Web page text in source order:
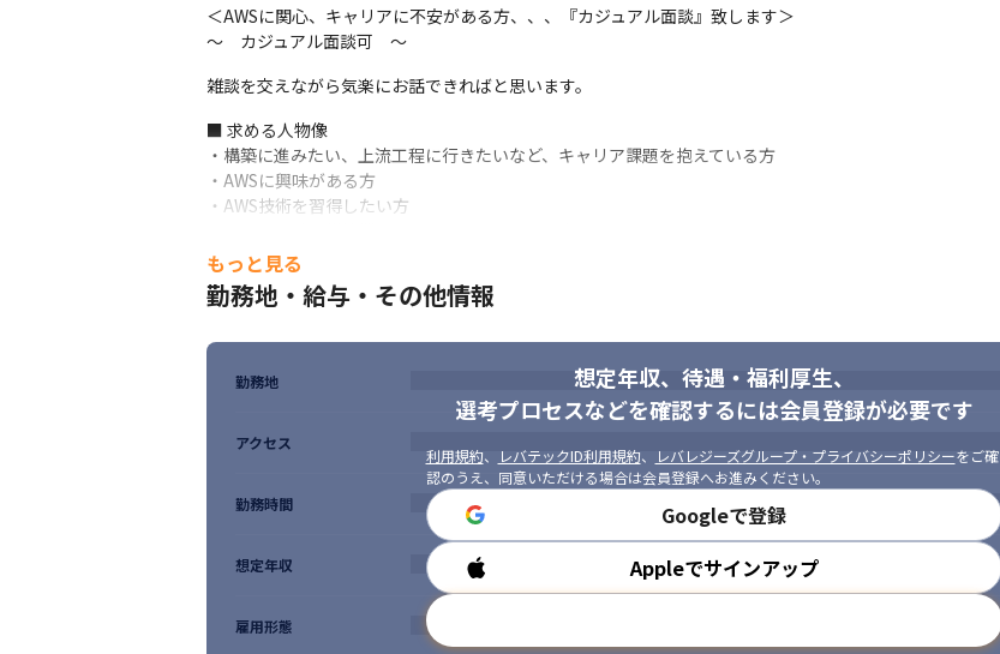
＜AWSに関心、キャリアに不安がある方、、、『カジュアル面談』致します＞
～　カジュアル面談可　～
雑談を交えながら気楽にお話できればと思います。
■ 求める人物像
・構築に進みたい、上流工程に行きたいなど、キャリア課題を抱えている方
・AWSに興味がある方
・AWS技術を習得したい方
・パートナー社員のコントロールやマネジメント業務過多を避けて、構築・開発を中心に行いたい方
・顧客課題を解決していきたい方
・最先端技術に挑戦したい方
もっと見る
勤務地・給与・その他情報
想定年収、待遇・福利厚生、
選考プロセスなどを確認するには会員登録が必要です
利用規約、 レバテックID利用規約、 レバレジーズグループ・プライバシーポリシーをご確
認のうえ、同意いただける場合は会員登録へお進みください。
Googleで登録
Appleでサインアップ
勤務地
アクセス
勤務時間
想定年収
雇用形態